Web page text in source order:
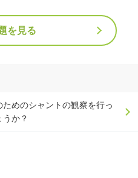
を見る
めのシャントの観察を行っ
か？